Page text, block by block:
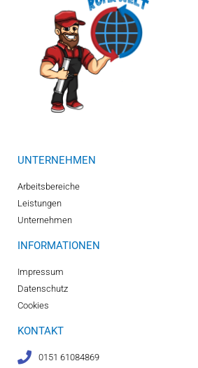
UNTERNEHMEN
Arbeitsbereiche
Leistungen
Unternehmen
INFORMATIONEN
Impressum
Datenschutz
Cookies
KONTAKT
0151 61084869